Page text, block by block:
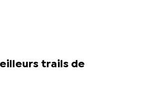
trails de